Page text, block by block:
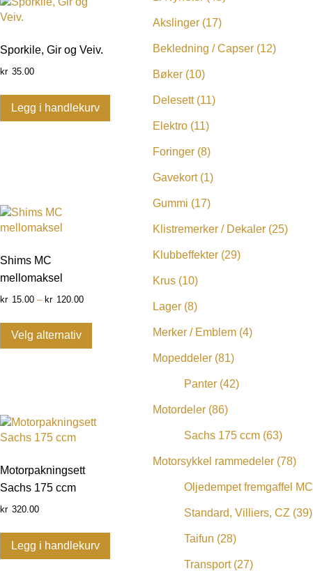
Sporkile, Gir og Veiv.
kr 35.00
Legg i handlekurv
Shims MC
mellomaksel
kr 15.00 – kr 120.00
Velg alternativ
Motorpakningsett
Sachs 175 ccm
kr 320.00
Legg i handlekurv
Akslinger (17)
Bekledning / Capser (12)
Bøker (10)
Delesett (11)
Elektro (11)
Foringer (8)
Gavekort (1)
Gummi (17)
Klistremerker / Dekaler (25)
Klubbeffekter (29)
Krus (10)
Lager (8)
Merker / Emblem (4)
Mopeddeler (81)
Panter (42)
Motordeler (86)
Sachs 175 ccm (63)
Motorsykkel rammedeler (78)
Oljedempet fremgaffel MC
Standard, Villiers, CZ (39)
Taifun (28)
Transport (27)